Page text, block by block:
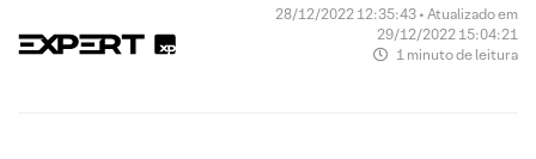
28/12/2022 12:35:43 • Atualizado em
29/12/2022 15:04:21
1 minuto de leitura